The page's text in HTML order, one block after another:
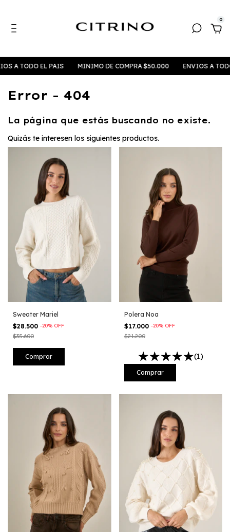
0
A TODO EL PAIS MINIMO DE COMPRA $50.000 ENVIOS A
Error - 404
La página que estás buscando no existe.
Quizás te interesen los siguientes productos.
Sweater Mariel
$28.500 -20% OFF
$35.600
Comprar
Polera Noa
$17.000 -20% OFF
$21.200
(1)
Comprar